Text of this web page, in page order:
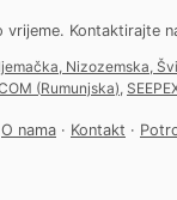
vrijeme. Kontaktirajte
Nizozemska,
(Rumunjska),
O nama · Kontakt ·